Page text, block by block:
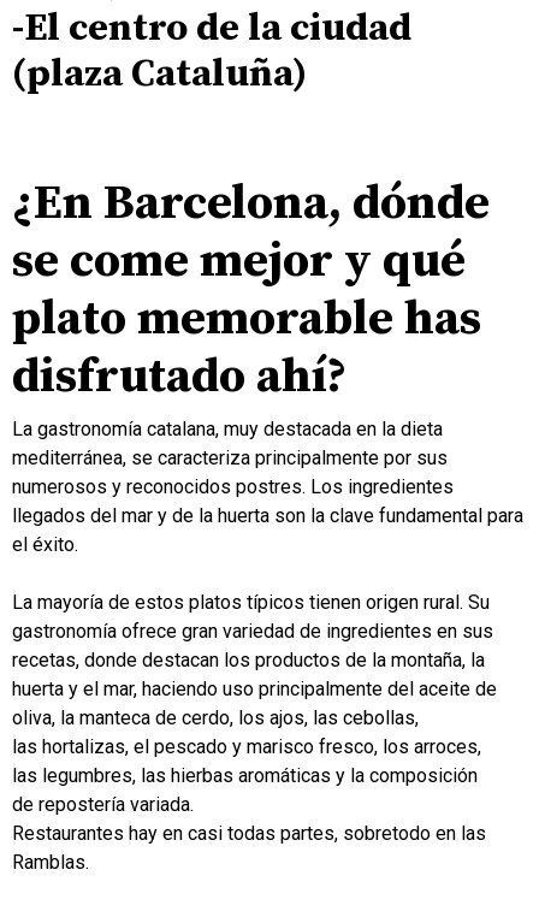
-El centro de la ciudad
(plaza Cataluña)
¿En Barcelona, dónde
se come mejor y qué
plato memorable has
disfrutado ahí?
La gastronomía catalana, muy destacada en la dieta
mediterránea, se caracteriza principalmente por sus
numerosos y reconocidos postres. Los ingredientes
llegados del mar y de la huerta son la clave fundamental para
el éxito.
La mayoría de estos platos típicos tienen origen rural. Su
gastronomía ofrece gran variedad de ingredientes en sus
recetas, donde destacan los productos de la montaña, la
huerta y el mar, haciendo uso principalmente del aceite de
oliva, la manteca de cerdo, los ajos, las cebollas,
las hortalizas, el pescado y marisco fresco, los arroces,
las legumbres, las hierbas aromáticas y la composición
de repostería variada.
Restaurantes hay en casi todas partes, sobretodo en las
Ramblas.